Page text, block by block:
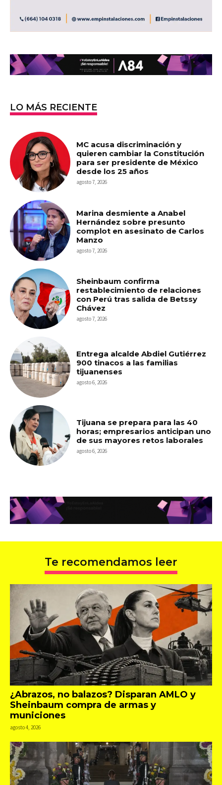
LO MÁS RECIENTE
MC acusa discriminación y
quieren cambiar la Constitución
para ser presidente de México
desde los 25 años
agosto 7, 2026
Marina desmiente a Anabel
Hernández sobre presunto
complot en asesinato de Carlos
Manzo
agosto 7, 2026
Sheinbaum confirma
restablecimiento de relaciones
con Perú tras salida de Betssy
Chávez
agosto 7, 2026
Entrega alcalde Abdiel Gutiérrez
900 tinacos a las familias
tijuanenses
agosto 6, 2026
Tijuana se prepara para las 40
horas; empresarios anticipan uno
de sus mayores retos laborales
agosto 6, 2026
Te recomendamos leer
¿Abrazos, no balazos? Disparan AMLO y
Sheinbaum compra de armas y
municiones
agosto 4, 2026